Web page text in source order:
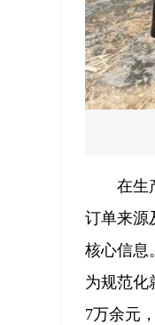
在生
订单来源
核心信息
为规范化
7万余元